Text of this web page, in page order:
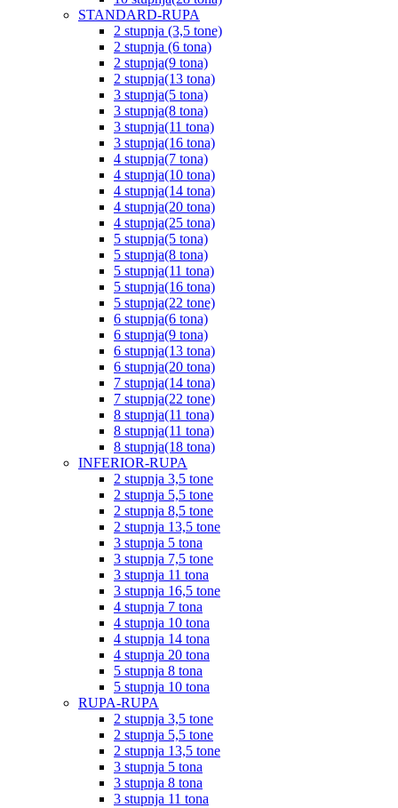
STANDARD-RUPA
2 stupnja (3,5 tone)
2 stupnja (6 tona)
2 stupnja(9 tona)
2 stupnja(13 tona)
3 stupnja(5 tona)
3 stupnja(8 tona)
3 stupnja(11 tona)
3 stupnja(16 tona)
4 stupnja(7 tona)
4 stupnja(10 tona)
4 stupnja(14 tona)
4 stupnja(20 tona)
4 stupnja(25 tona)
5 stupnja(5 tona)
5 stupnja(8 tona)
5 stupnja(11 tona)
5 stupnja(16 tona)
5 stupnja(22 tone)
6 stupnja(6 tona)
6 stupnja(9 tona)
6 stupnja(13 tona)
6 stupnja(20 tona)
7 stupnja(14 tona)
7 stupnja(22 tone)
8 stupnja(11 tona)
8 stupnja(11 tona)
8 stupnja(18 tona)
INFERIOR-RUPA
2 stupnja 3,5 tone
2 stupnja 5,5 tone
2 stupnja 8,5 tone
2 stupnja 13,5 tone
3 stupnja 5 tona
3 stupnja 7,5 tone
3 stupnja 11 tona
3 stupnja 16,5 tone
4 stupnja 7 tona
4 stupnja 10 tona
4 stupnja 14 tona
4 stupnja 20 tona
5 stupnja 8 tona
5 stupnja 10 tona
RUPA-RUPA
2 stupnja 3,5 tone
2 stupnja 5,5 tone
2 stupnja 13,5 tone
3 stupnja 5 tona
3 stupnja 8 tona
3 stupnja 11 tona